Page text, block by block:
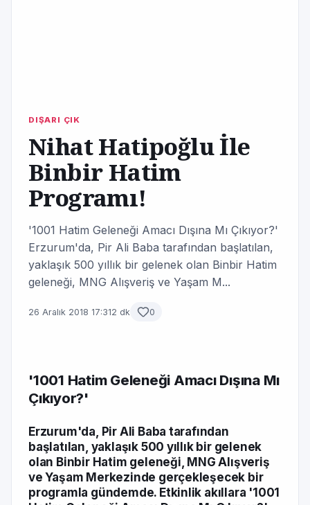
DIŞARI ÇIK
Nihat Hatipoğlu İle
Binbir Hatim
Programı!
'1001 Hatim Geleneği Amacı Dışına Mı Çıkıyor?'
Erzurum'da, Pir Ali Baba tarafından başlatılan,
yaklaşık 500 yıllık bir gelenek olan Binbir Hatim
geleneği, MNG Alışveriş ve Yaşam M...
26 Aralık 2018 17:312 dk 0
'1001 Hatim Geleneği Amacı Dışına Mı
Çıkıyor?'
Erzurum'da, Pir Ali Baba tarafından
başlatılan, yaklaşık 500 yıllık bir gelenek
olan Binbir Hatim geleneği, MNG Alışveriş
ve Yaşam Merkezinde gerçekleşecek bir
programla gündemde. Etkinlik akıllara '1001